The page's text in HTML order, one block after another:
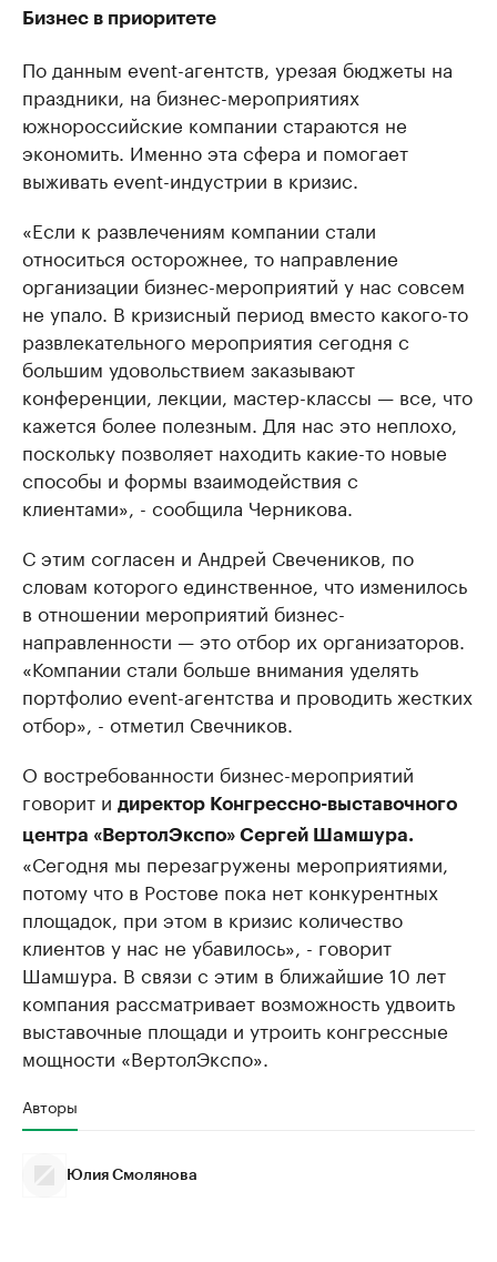
Бизнес в приоритете
По данным event-агентств, урезая бюджеты на
праздники, на бизнес-мероприятиях
южнороссийские компании стараются не
экономить. Именно эта сфера и помогает
выживать event-индустрии в кризис.
«Если к развлечениям компании стали
относиться осторожнее, то направление
организации бизнес-мероприятий у нас совсем
не упало. В кризисный период вместо какого-то
развлекательного мероприятия сегодня с
большим удовольствием заказывают
конференции, лекции, мастер-классы — все, что
кажется более полезным. Для нас это неплохо,
поскольку позволяет находить какие-то новые
способы и формы взаимодействия с
клиентами», - сообщила Черникова.
С этим согласен и Андрей Свечеников, по
словам которого единственное, что изменилось
в отношении мероприятий бизнес-
направленности — это отбор их организаторов.
«Компании стали больше внимания уделять
портфолио event-агентства и проводить жестких
отбор», - отметил Свечников.
О востребованности бизнес-мероприятий
говорит и директор Конгрессно-выставочного
центра «ВертолЭкспо» Сергей Шамшура.
«Сегодня мы перезагружены мероприятиями,
потому что в Ростове пока нет конкурентных
площадок, при этом в кризис количество
клиентов у нас не убавилось», - говорит
Шамшура. В связи с этим в ближайшие 10 лет
компания рассматривает возможность удвоить
выставочные площади и утроить конгрессные
мощности «ВертолЭкспо».
Авторы
Юлия Смолянова